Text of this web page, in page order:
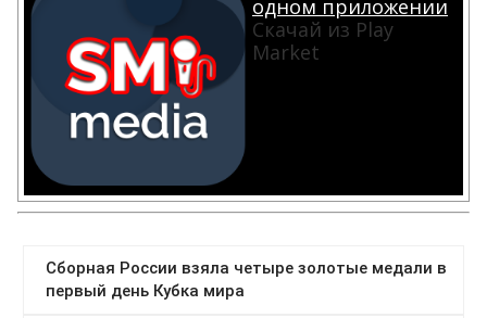
одном приложении
Скачай из Play
Market